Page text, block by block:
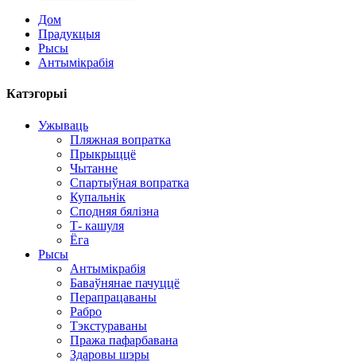
Дом
Прадукцыя
Рысы
Антымікрабія
Катэгорыі
Ужываць
Пляжная вопратка
Прыкрыццё
Чытанне
Спартыўная вопратка
Купальнік
Сподняя бялізна
Т- кашуля
Ёга
Рысы
Антымікрабія
Баваўнянае пачуццё
Перапрацаваны
Рабро
Тэкстураваны
Пража пафарбавана
Здаровы шэры